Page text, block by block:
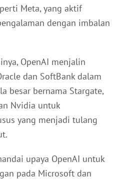
Meta, yang aktif
dengan imbalan
OpenAI menjalin
dan SoftBank dalam
besar bernama Stargate,
Nvidia untuk
yang menjadi tulang
upaya OpenAI untuk
pada Microsoft dan